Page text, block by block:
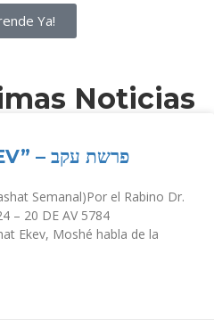
Ya!
Noticias
PERASHAT “EKEV” – פרשת עקב
Semanal)Por el Rabino Dr.
– 20 DE AV 5784
Ekev, Moshé habla de la